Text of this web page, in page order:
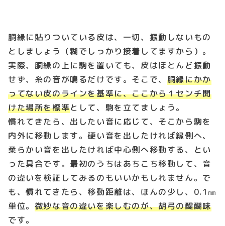
胴縁に貼りついている皮は、一切、振動しないもの
としましょう（糊でしっかり接着してますから）。
実際、胴縁の上に駒を置いても、皮はほとんど振動
せず、糸の音が鳴るだけです。そこで、 胴縁にかか
ってない皮のラインを基準に、ここから１センチ開
けた場所を標準として、駒を立てましょう。
慣れてきたら、出したい音に応じて、そこから駒を
内外に移動します。硬い音を出したければ縁側へ、
柔らかい音を出したければ中心側へ移動する、とい
った具合です。最初のうちはあちこち移動して、音
の違いを検証してみるのもいいかもしれません。で
も、慣れてきたら、移動距離は、ほんの少し、0.1㎜
単位。 微妙な音の違いを楽しむのが、胡弓の醍醐味
です。